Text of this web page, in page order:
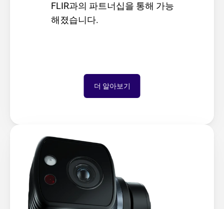
FLIR과의 파트너십을 통해 가능
해졌습니다.
더 알아보기